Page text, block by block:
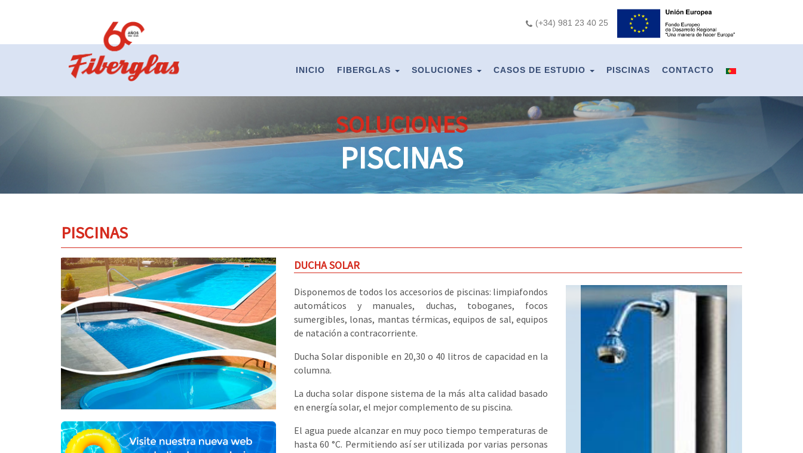
(+34) 981 23 40 25
INICIO FIBERGLAS SOLUCIONES CASOS DE ESTUDIO PISCINAS CONTACTO
SOLUCIONES
PISCINAS
PISCINAS
DUCHA SOLAR
Disponemos de todos los accesorios de piscinas: limpiafondos
automáticos y manuales, duchas, toboganes, focos
sumergibles, lonas, mantas térmicas, equipos de sal, equipos
de natación a contracorriente.
Ducha Solar disponible en 20,30 o 40 litros de capacidad en la
columna.
La ducha solar dispone sistema de la más alta calidad basado
en energía solar, el mejor complemento de su piscina.
El agua puede alcanzar en muy poco tiempo temperaturas de
hasta 60 °C. Permitiendo así ser utilizada por varias personas